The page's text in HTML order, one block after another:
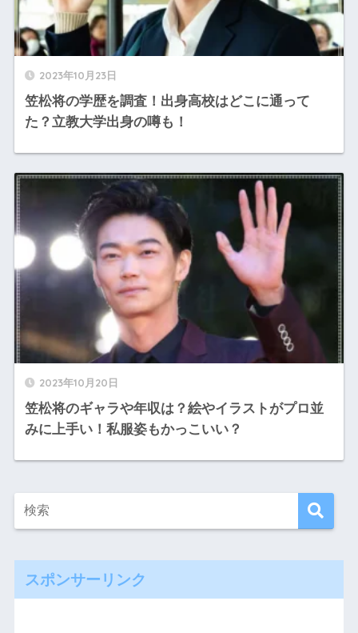
2023年10月23日
笠松将の学歴を調査！出身高校はどこに通って
た？立教大学出身の噂も！
2023年10月20日
笠松将のギャラや年収は？絵やイラストがプロ並
みに上手い！私服姿もかっこいい？
スポンサーリンク